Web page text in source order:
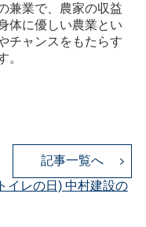
兼業で、農家の収益
体に優しい農業とい
チャンスをもたらす
。
記事一覧へ
イレの日) 中村建設の